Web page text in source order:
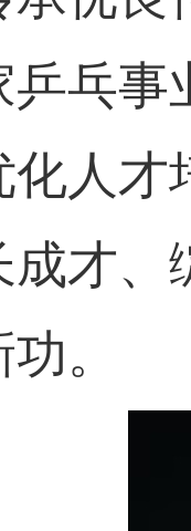
乒乓
化人才
成才、
。